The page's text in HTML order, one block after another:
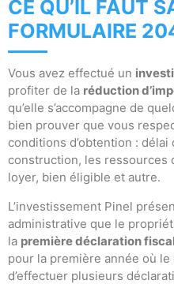
CE QU’IL FAUT
FORMULAIRE
Vous avez effectué un
profiter de la réduction
qu’elle s’accompagne de
bien prouver que vous
conditions d’obtention :
construction, les ressources
loyer, bien éligible et autre.
L’investissement Pinel
administrative que le
la première déclaration
pour la première année où
d’effectuer plusieurs